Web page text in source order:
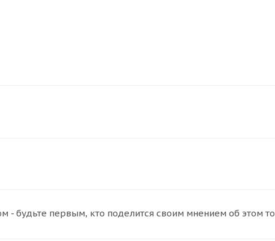
- будьте первым, кто поделится своим мнением об этом